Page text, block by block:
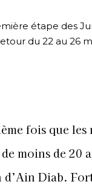
étape des
du 22 au 26
fois que
moins de 20
d’Ain Diab.